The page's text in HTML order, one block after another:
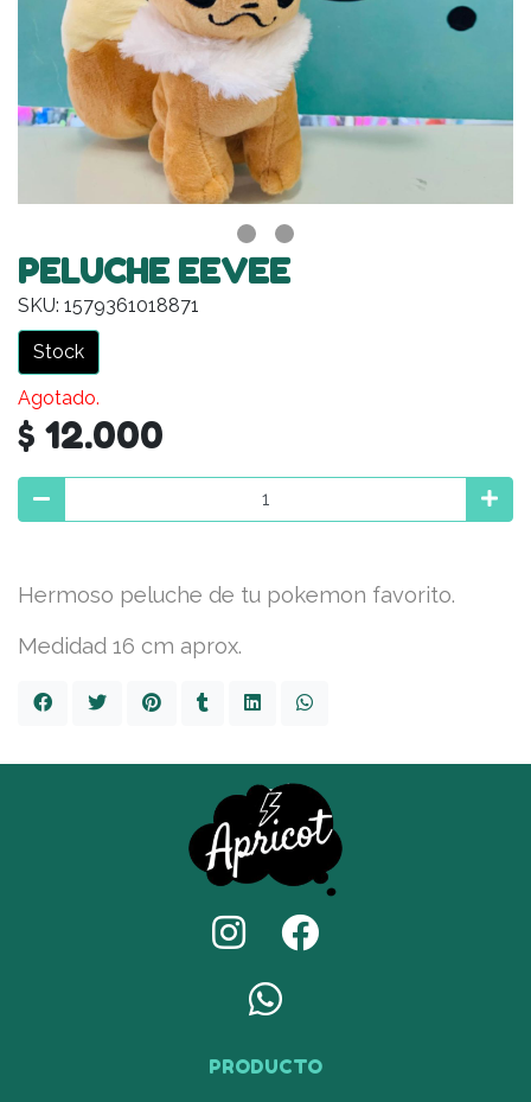
PELUCHE EEVEE
SKU: 1579361018871
Stock
Agotado.
$ 12.000
Hermoso peluche de tu pokemon favorito.
Medidad 16 cm aprox.
PRODUCTO